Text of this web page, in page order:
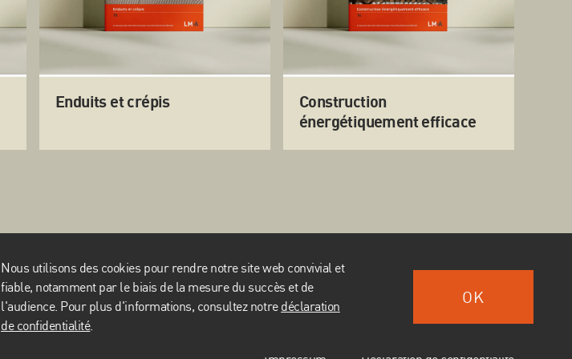
Enduits et crépis
Construction
énergétiquement efficace
FR
Nous utilisons des cookies pour rendre notre site web convivial et
fiable, notamment par le biais de la mesure du succès et de
l'audience. Pour plus d'informations, consultez notre déclaration
de confidentialité.
OK